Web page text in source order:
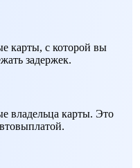
карты, с которой вы
задержек.
владельца карты. Это